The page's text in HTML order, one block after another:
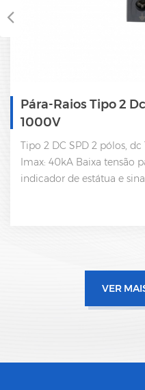
Pára-Raios Tipo 2
1000V
Tipo 2 DC SPD 2 pólos,
Imax: 40kA Baixa tensão
indicador de estátua e
VER